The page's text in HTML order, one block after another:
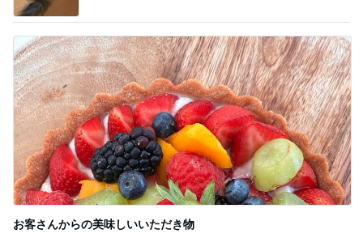
お客さんからの美味しいいただき物